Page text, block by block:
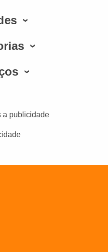
a publicidade